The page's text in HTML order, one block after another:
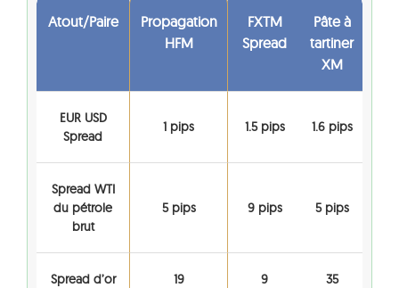
Atout/Paire
Propagation
HFM
FXTM
Spread
Pâte à
tartiner
XM
EUR USD
Spread
1 pips 1.5 pips 1.6 pips
Spread WTI
du pétrole
brut
5 pips 9 pips 5 pips
Spread d’or 19 9 35